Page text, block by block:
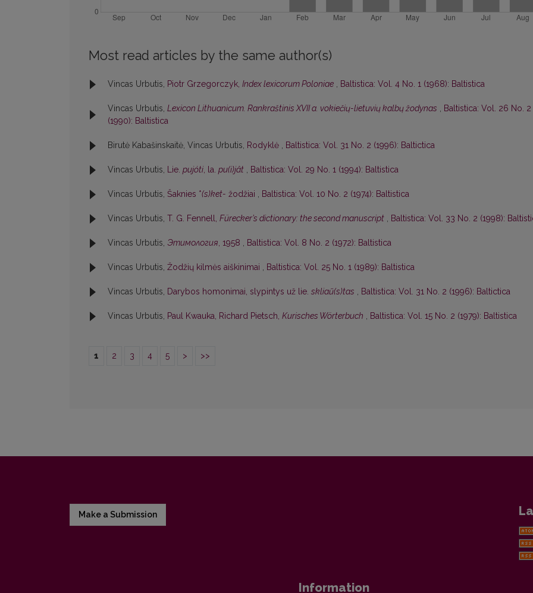
Most read articles by the same author(s)
Vincas Urbutis, Piotr Grzegorczyk, Index lexicorum Poloniae , Baltistica: Vol. 4 No. 1 (1968): Baltistica
Vincas Urbutis, Lexicon Lithuanicum. Rankraštinis XVII a. vokiečių-lietuvių kalbų žodynas , Baltistica: Vol. 26 No. 2
(1990): Baltistica
Birutė Kabašinskaitė, Vincas Urbutis, Rodyklė , Baltistica: Vol. 31 No. 2 (1996): Baltictica
Vincas Urbutis, Lie. pujóti, la. pu(i)jât , Baltistica: Vol. 29 No. 1 (1994): Baltistica
Vincas Urbutis, Šaknies *(s)ket- žodžiai , Baltistica: Vol. 10 No. 2 (1974): Baltistica
Vincas Urbutis, T. G. Fennell, Fürecker’s dictionary: the second manuscript , Baltistica: Vol. 33 No. 2 (1998):
Vincas Urbutis, Этимология, 1958 , Baltistica: Vol. 8 No. 2 (1972): Baltistica
Vincas Urbutis, Žodžių kilmės aiškinimai , Baltistica: Vol. 25 No. 1 (1989): Baltistica
Vincas Urbutis, Darybos homonimai, slypintys už lie. skliaũ(s)tas , Baltistica: Vol. 31 No. 2 (1996): Baltictica
Vincas Urbutis, Paul Kwauka, Richard Pietsch, Kurisches Wörterbuch , Baltistica: Vol. 15 No. 2 (1979): Baltistica
1 2 3 4 5 > >>
Make a Submission
Information